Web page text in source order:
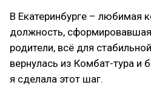
В Екатеринбурге – любимая
должность,
родители, всё для
вернулась из Комбат-тура и
я сделала этот шаг.